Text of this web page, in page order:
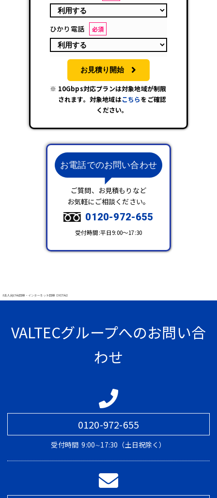
ひかり電話 必須
お見積り開始
10Gbps対応プランは対象地域が制限
されます。対象地域はこちらをご確認
ください。
お電話でのお問い合わせ
ご質問、お見積もりなど
お気軽にご相談ください。
0120-972-655
受付時間:平日9:00～17:30
#法人向け光回線・インターネット回線【MOT光】
VALTECグループへのお問い合
わせ
0120-972-655
受付時間 9:00∼17:30（土日祝除く）